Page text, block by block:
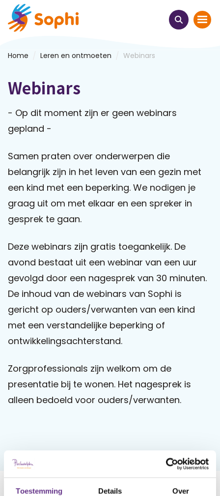
Toestemming Details Over
Thema's
Uit het hart
Webinars
E-learnings
Themabijeenkomsten
Praat mee
Clientdossier Wiki
Mijn
Sophi
Over
Sophi
Contact
Home Leren en ontmoeten Webinars
Webinars
- Op dit moment zijn er geen webinars
gepland -
Samen praten over onderwerpen die
belangrijk zijn in het leven van een gezin met
een kind met een beperking. We nodigen je
graag uit om met elkaar en een spreker in
gesprek te gaan.
Deze webinars zijn gratis toegankelijk. De
avond bestaat uit een webinar van een uur
gevolgd door een nagesprek van 30 minuten.
De inhoud van de webinars van Sophi is
gericht op ouders/verwanten van een kind
met een verstandelijke beperking of
ontwikkelingsachterstand.
Zorgprofessionals zijn welkom om de
presentatie bij te wonen. Het nagesprek is
alleen bedoeld voor ouders/verwanten.